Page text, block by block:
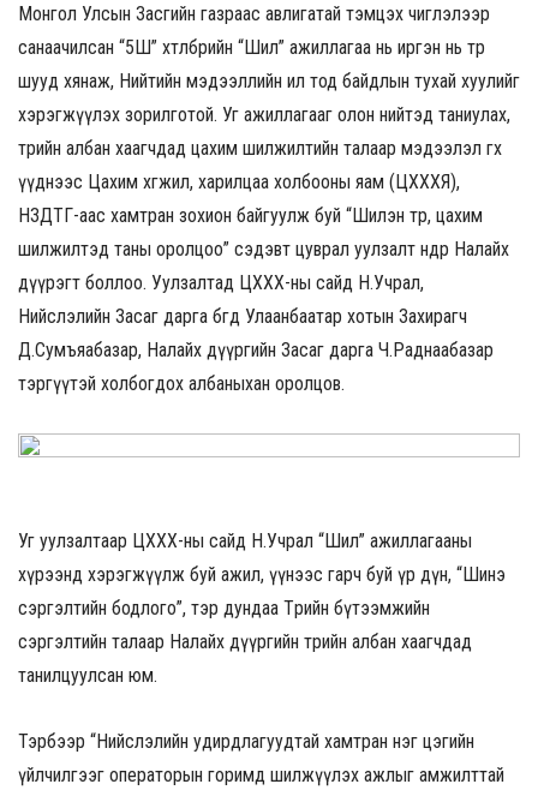
Монгол Улсын Засгийн газраас авлигатай тэмцэх чиглэлээр
санаачилсан “5Ш” хөтөлбөрийн “Шил” ажиллагаа нь иргэн нь төрөө
шууд хянаж, Нийтийн мэдээллийн ил тод байдлын тухай хуулийг
хэрэгжүүлэх зорилготой. Уг ажиллагааг олон нийтэд таниулах,
төрийн албан хаагчдад цахим шилжилтийн талаар мэдээлэл өгөх
үүднээс Цахим хөгжил, харилцаа холбооны яам (ЦХХХЯ),
НЗДТГ-аас хамтран зохион байгуулж буй “Шилэн төр, цахим
шилжилтэд таны оролцоо” сэдэвт цуврал уулзалт өнөөдөр Налайх
дүүрэгт боллоо. Уулзалтад ЦХХХ-ны сайд Н.Учрал,
Нийслэлийн Засаг дарга бөгөөд Улаанбаатар хотын Захирагч
Д.Сумъяабазар, Налайх дүүргийн Засаг дарга Ч.Раднаабазар
тэргүүтэй холбогдох албаныхан оролцов.
Уг уулзалтаар ЦХХХ-ны сайд Н.Учрал “Шил” ажиллагааны
хүрээнд хэрэгжүүлж буй ажил, үүнээс гарч буй үр дүн, “Шинэ
сэргэлтийн бодлого”, тэр дундаа Төрийн бүтээмжийн
сэргэлтийн талаар Налайх дүүргийн төрийн албан хаагчдад
танилцуулсан юм.
Тэрбээр “Нийслэлийн удирдлагуудтай хамтран нэг цэгийн
үйлчилгээг операторын горимд шилжүүлэх ажлыг амжилттай